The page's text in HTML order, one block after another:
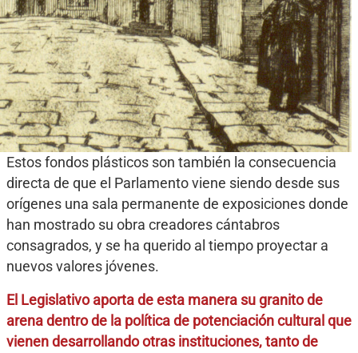
Estos fondos plásticos son también la consecuencia
directa de que el Parlamento viene siendo desde sus
orígenes una sala permanente de exposiciones donde
han mostrado su obra creadores cántabros
consagrados, y se ha querido al tiempo proyectar a
nuevos valores jóvenes.
El Legislativo aporta de esta manera su granito de
arena dentro de la política de potenciación cultural que
vienen desarrollando otras instituciones, tanto de